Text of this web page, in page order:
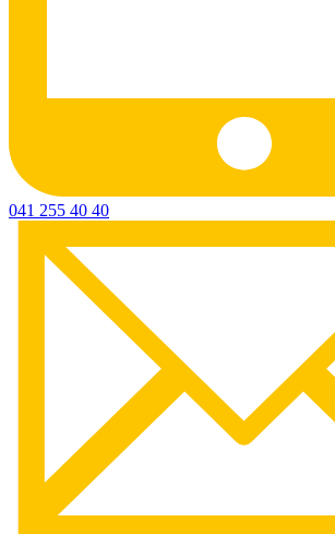
041 255 40 40